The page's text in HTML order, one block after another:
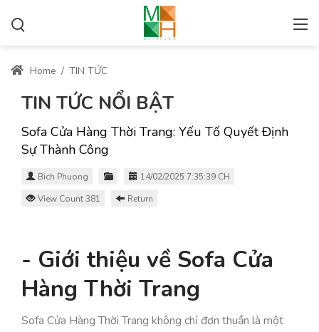
Home / TIN TỨC
TIN TỨC NỔI BẬT
Sofa Cửa Hàng Thời Trang: Yếu Tố Quyết Định
Sự Thành Công
Bich Phuong
14/02/2025 7:35:39 CH
View Count 381
Return
- Giới thiệu về Sofa Cửa
Hàng Thời Trang
Sofa Cửa Hàng Thời Trang không chỉ đơn thuần là một